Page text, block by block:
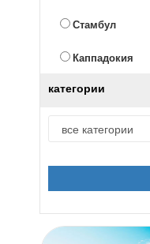
Стамбул
Каппадокия
категории